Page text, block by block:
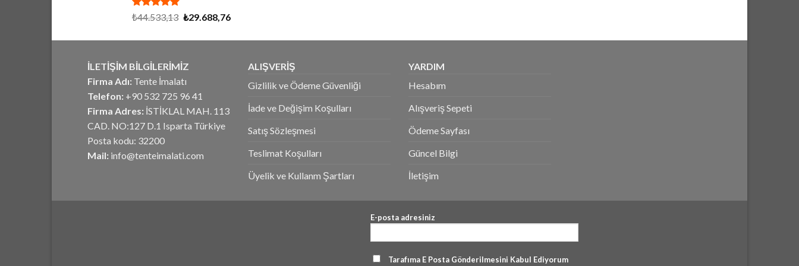
5 üzerinden
₺44.533,13 Orijinal
₺44.533,13.
₺29.688,76Şu
fiyat:
İLETİŞİM BİLGİLERİMİZ
Firma Adı: Tente İmalatı
Telefon: +90 532 725 96 41
Firma Adres: İSTİKLAL MAH. 113
CAD. NO:127 D.1 Isparta Türkiye
Posta kodu: 32200
Mail: info@tenteimalati.com
ALIŞVERİŞ
Gizlilik ve Ödeme Güvenliği
İade ve Değişim Koşulları
Satış Sözleşmesi
Teslimat Koşulları
Üyelik ve Kullanm Şartları
YARDIM
Hesabım
Alışveriş Sepeti
Ödeme Sayfası
Güncel Bilgi
İletişim
E-posta adresiniz
Tarafıma E Posta Gönderilmesini Kabul Ediyorum